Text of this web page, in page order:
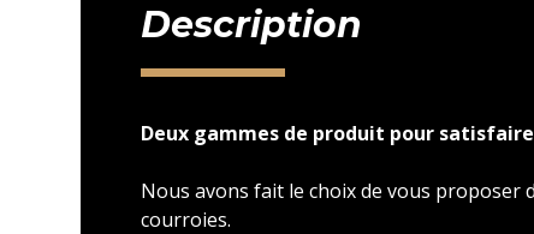
Description
Deux gammes de produit pour
Nous avons fait le choix de vous proposer
courroies.